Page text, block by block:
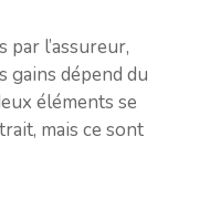
par l’assureur,
gains dépend du
éléments se
mais ce sont